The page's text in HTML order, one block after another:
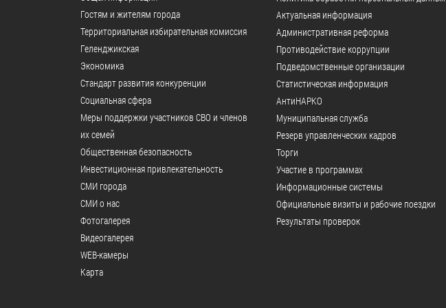
образования
Список руководителей
КОНТАКТЫ
Гостям и жителям города
Территориальная избирательная комиссия
Геленджикcкая
Экономика
Стандарт развития конкуренции
Социальная сфера
Меры поддержки участников СВО и членов
их семей
Общественная безопасность
Инвестиционная привлекательность
СМИ города
СМИ о нас
Фотогалерея
Видеогалерея
WEB-камеры
Карта
Актуальная информация
Административная реформа
Противодействие коррупции
Подведомственные организации
Статистическая информация
АнтиНАРКО
Муниципальная служба
Резерв управленческих кадров
Торги
Участие в программах
Информационные системы
Официальные визиты и рабочие поездки
Результаты проверок